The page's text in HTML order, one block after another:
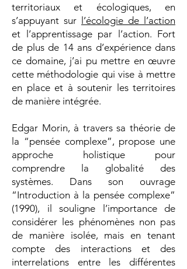
territoriaux et écologiques, en
s’appuyant sur
l’écologie de l’action
et l’apprentissage par l’action. Fort
de plus de 14 ans d’expérience dans
ce domaine, j’ai pu mettre en œuvre
cette méthodologie qui vise à mettre
en place et à soutenir les territoires
de manière intégrée.
Edgar Morin, à travers sa théorie de
la “pensée complexe”, propose une
approche holistique pour
comprendre la globalité des
systèmes. Dans son ouvrage
“Introduction à la pensée complexe”
(1990), il souligne l’importance de
considérer les phénomènes non pas
de manière isolée, mais en tenant
compte des interactions et des
interrelations entre les différentes